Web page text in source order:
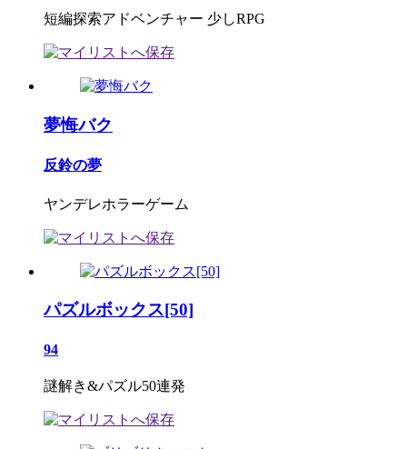
短編探索アドベンチャー 少しRPG
夢悔バク
反鈴の夢
ヤンデレホラーゲーム
パズルボックス[50]
94
謎解き&パズル50連発